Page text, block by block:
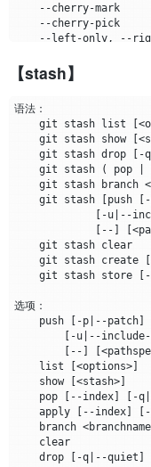
--
--
--
-g,
历史简化：
--
--
    --no-walk
[=(sorted
【stash】
    git stash list
[
    git stash show
[
    git stash drop
[ -q|
    git stash
( pop
git stash branch
    git stash
[push [
[ -u| --
[ -- ] [
    git stash clear
    git stash create
[
    git stash store
[
    push
[ -p| --patch]
[ -u| --include-
[ -- ] [
    list
[<options>]
    show
[<stash>]
    pop
[ --index] [ -q|
    apply
[ --index] [
branch
    drop
[ -q| --quiet ]